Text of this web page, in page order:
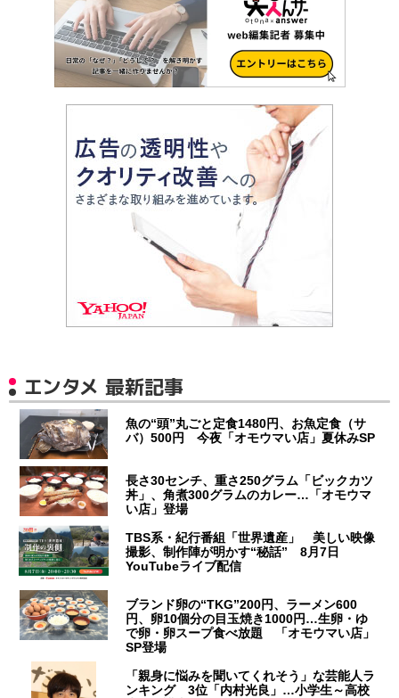
エンタメ 最新記事
魚の“頭”丸ごと定食1480円、お魚定食（サ
バ）500円 今夜「オモウマい店」夏休みSP
長さ30センチ、重さ250グラム「ビックカツ
丼」、角煮300グラムのカレー…「オモウマ
い店」登場
TBS系・紀行番組「世界遺産」 美しい映像
撮影、制作陣が明かす“秘話” 8月7日
YouTubeライブ配信
ブランド卵の“TKG”200円、ラーメン600
円、卵10個分の目玉焼き1000円…生卵・ゆ
で卵・卵スープ食べ放題 「オモウマい店」
SP登場
「親身に悩みを聞いてくれそう」な芸能人ラ
ンキング 3位「内村光良」…小学生～高校